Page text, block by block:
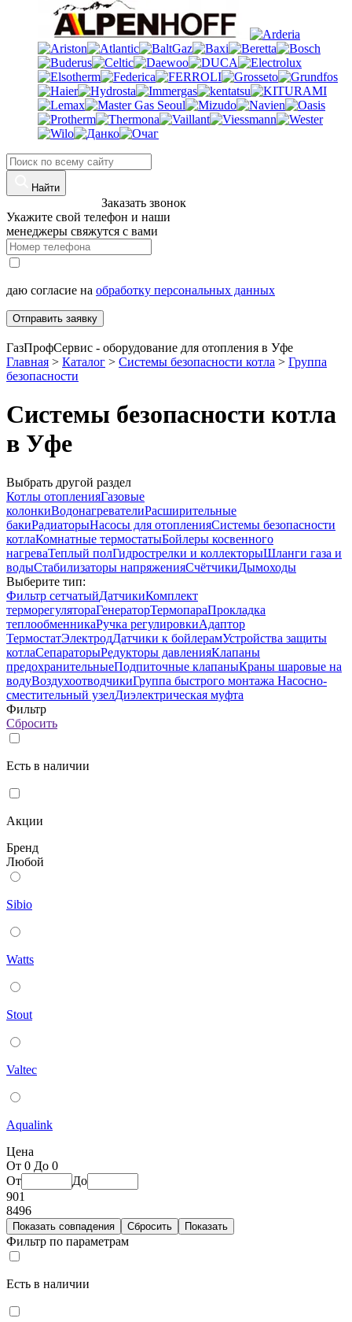
Найти
Заказать звонок
Укажите свой телефон и наши
менеджеры свяжутся с вами
даю согласие на обработку персональных данных
Отправить заявку
ГазПрофСервис - оборудование для отопления в Уфе
Главная > Каталог > Системы безопасности котла > Группа
безопасности
Системы безопасности котла
в Уфе
Выбрать другой раздел
Котлы отопленияГазовые
колонкиВодонагревателиРасширительные
бакиРадиаторыНасосы для отопленияСистемы безопасности
котлаКомнатные термостатыБойлеры косвенного
нагреваТеплый полГидрострелки и коллекторыШланги газа и
водыСтабилизаторы напряженияСчётчикиДымоходы
Выберите тип:
Фильтр сетчатыйДатчикиКомплект
терморегулятораГенераторТермопараПрокладка
теплообменникаРучка регулировкиАдаптор
ТермостатЭлектродДатчики к бойлерамУстройства защиты
котлаСепараторыРедукторы давленияКлапаны
предохранительныеПодпиточные клапаныКраны шаровые на
водуВоздухоотводчикиГруппа быстрого монтажа Насосно-
сместительный узелДиэлектрическая муфта
Фильтр
Сбросить
Есть в наличии
Акции
Бренд
Любой
Sibio
Watts
Stout
Valtec
Aqualink
Цена
От 0 До 0
От
До
901
8496
Фильтр по параметрам
Есть в наличии